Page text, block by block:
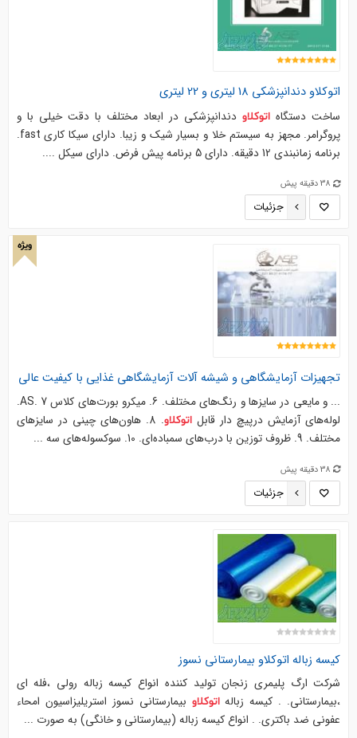
اتوکلاو دندانپزشکی 18 لیتری و 22 لیتری
ساخت دستگاه اتوکلاودندانپزشکی در ابعاد مختلف با دقت خیلی با و
پروگرامر. مجهز به سیستم خلا و بسیار شیک و زیبا. دارای سیکا کاری fast.
برنامه زمانبندی 12 دقیقه. دارای 5 برنامه پیش فرض. دارای سیکل ....
38 دقیقه پیش
جزئیات
ویژه
تجهیزات آزمایشگاهی و شیشه آلات آزمایشگاهی غذایی با کیفیت عالی
... و مایعی در سایزها و رنگ‌های مختلف. 6. میکرو بورت‌های کلاس AS. 7.
لوله‌های آزمایش درپیچ دار قابلاتوکلاو
. 8. هاون‌های چینی در سایزهای
مختلف. 9. ظروف توزین با درب‌های سمباده‌ای. 10. سوکسوله‌های سه ...
38 دقیقه پیش
جزئیات
کیسه زباله اتوکلاو بیمارستانی نسوز
شرکت ارگ پلیمری زنجان تولید کننده انواع کیسه زباله رولی ،فله ای
،بیمارستانی. . کیسه زبالهاتوکلاو بیمارستانی نسوز استریلیزاسیون امحاء
عفونی ضد باکتری. . انواع کیسه زباله (بیمارستانی و خانگی) به صورت ...